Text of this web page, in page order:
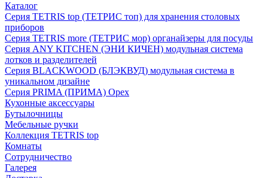
Каталог
Серия TETRIS top (ТЕТРИС топ) для хранения столовых
приборов
Серия TETRIS more (ТЕТРИС мор) органайзеры для посуды
Серия ANY KITCHEN (ЭНИ КИЧЕН) модульная система
лотков и разделителей
Серия BLACKWOOD (БЛЭКВУД) модульная система в
уникальном дизайне
Серия PRIMA (ПРИМА) Орех
Кухонные аксессуары
Бутылочницы
Мебельные ручки
Коллекция TETRIS top
Комнаты
Сотрудничество
Галерея